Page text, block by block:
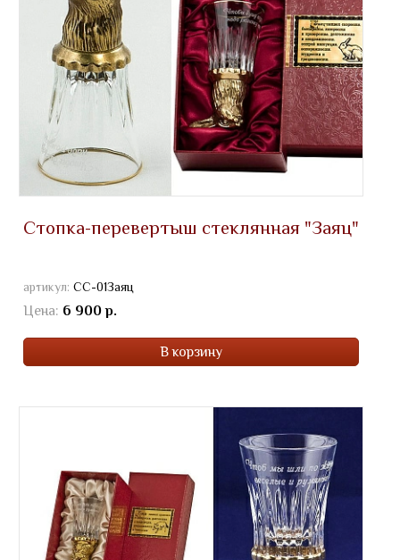
Стопка-перевертыш стеклянная "Заяц"
артикул: СС-01Заяц
Цена: 6 900 р.
В корзину